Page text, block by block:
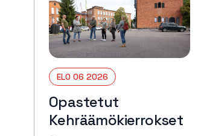
ELO 06 2026
Opastetut
Kehräämökierrokset